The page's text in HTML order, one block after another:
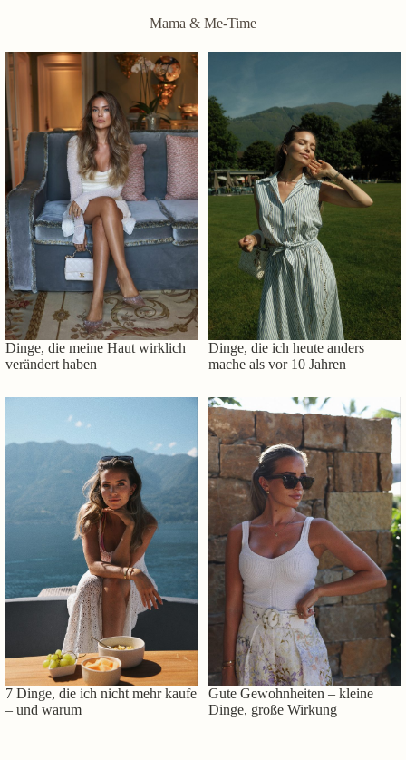
Mama & Me-Time
Dinge, die meine Haut wirklich
verändert haben
Dinge, die ich heute anders
mache als vor 10 Jahren
7 Dinge, die ich nicht mehr kaufe
– und warum
Gute Gewohnheiten – kleine
Dinge, große Wirkung